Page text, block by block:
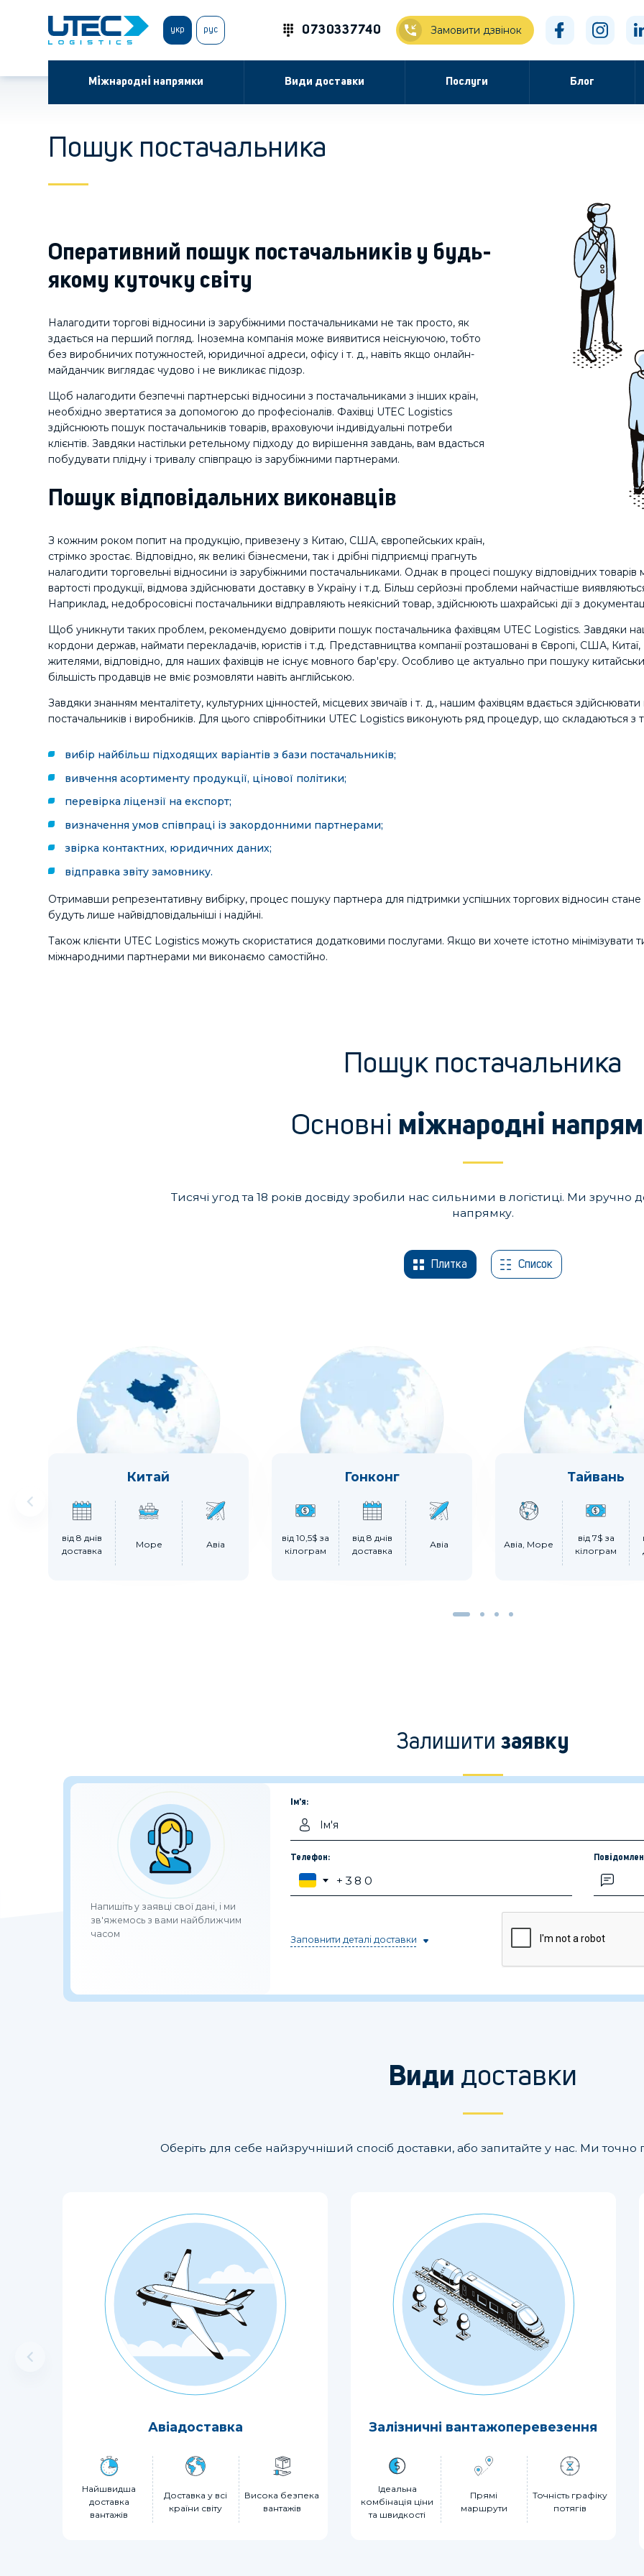
укр рус 0730337740 Замовити дзвінок
Міжнародні напрямки Види доставки Послуги Блог
Пошук постачальника
Оперативний пошук постачальників у будь-
якому куточку світу
Налагодити торгові відносини із зарубіжними постачальниками не так просто, як
здається на перший погляд. Іноземна компанія може виявитися неіснуючою, тобто
без виробничих потужностей, юридичної адреси, офісу і т. д., навіть якщо онлайн-
майданчик виглядає чудово і не викликає підозр.
Щоб налагодити безпечні партнерські відносини з постачальниками з інших країн,
необхідно звертатися за допомогою до професіоналів. Фахівці UTEC Logistics
здійснюють пошук постачальників товарів, враховуючи індивідуальні потреби
клієнтів. Завдяки настільки ретельному підходу до вирішення завдань, вам вдасться
побудувати плідну і тривалу співпрацю із зарубіжними партнерами.
Пошук відповідальних виконавців
З кожним роком попит на продукцію, привезену з Китаю, США, європейських країн,
стрімко зростає. Відповідно, як великі бізнесмени, так і дрібні підприємці прагнуть
налагодити торговельні відносини із зарубіжними постачальниками. Однак в процесі пошуку відповідних
вартості продукції, відмова здійснювати доставку в Україну і т.д. Більш серйозні проблеми найчастіше
Наприклад, недобросовісні постачальники відправляють неякісний товар, здійснюють шахрайські дії з
Щоб уникнути таких проблем, рекомендуємо довірити пошук постачальника фахівцям UTEC Logistics. Завдяки
кордони держав, наймати перекладачів, юристів і т.д. Представництва компанії розташовані в Європі, США,
жителями, відповідно, для наших фахівців не існує мовного бар'єру. Особливо це актуально при пошуку
більшість продавців не вміє розмовляти навіть англійською.
Завдяки знанням менталітету, культурних цінностей, місцевих звичаїв і т. д., нашим фахівцям вдається
постачальників і виробників. Для цього співробітники UTEC Logistics виконують ряд процедур, що складаються з
вибір найбільш підходящих варіантів з бази постачальників;
вивчення асортименту продукції, цінової політики;
перевірка ліцензії на експорт;
визначення умов співпраці із закордонними партнерами;
звірка контактних, юридичних даних;
відправка звіту замовнику.
Отримавши репрезентативну вибірку, процес пошуку партнера для підтримки успішних торгових відносин стане
будуть лише найвідповідальніші і надійні.
Також клієнти UTEC Logistics можуть скористатися додатковими послугами. Якщо ви хочете істотно мінімізувати
міжнародними партнерами ми виконаємо самостійно.
Пошук постачальника
Основні міжнародні
Тисячі угод та 18 років досвіду зробили нас сильними в логістиці. Ми зручно
напрямку.
Плитка Список
Китай
від 8 днів
доставка
Море Авіа
Гонконг
від 10,5$ за
кілограм
від 8 днів
доставка
Авіа
Тайвань
Авіа, Море
від 7$ за
кілограм
Залишити заявку
Напишіть у заявці свої дані, і ми
зв'яжемось з вами найближчим
часом
Ім'я:
Телефон:
Заповнити деталі доставки
Види доставки
Оберіть для себе найзручніший спосіб доставки, або запитайте у нас. Ми
Авіадоставка
Найшвидша
доставка
вантажів
Доставка у всі
країни світу
Висока безпека
вантажів
Залізничні вантажоперевезення
Ідеальна
комбінація ціни
та швидкості
Прямі
маршрути
Точність графіку
потягів